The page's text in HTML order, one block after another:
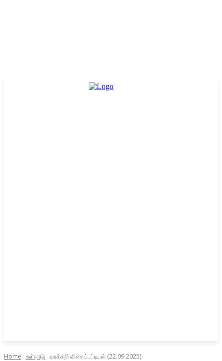
Home உள்நாடு மரக்கறி விலைப்பட்டியல் (22.09.2025)